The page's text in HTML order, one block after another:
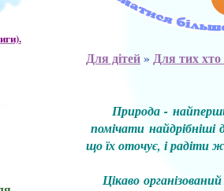
Для дітей»Для тих
Природа - найперший
помічати найдрібніші
що їх оточує, і
Цікаво